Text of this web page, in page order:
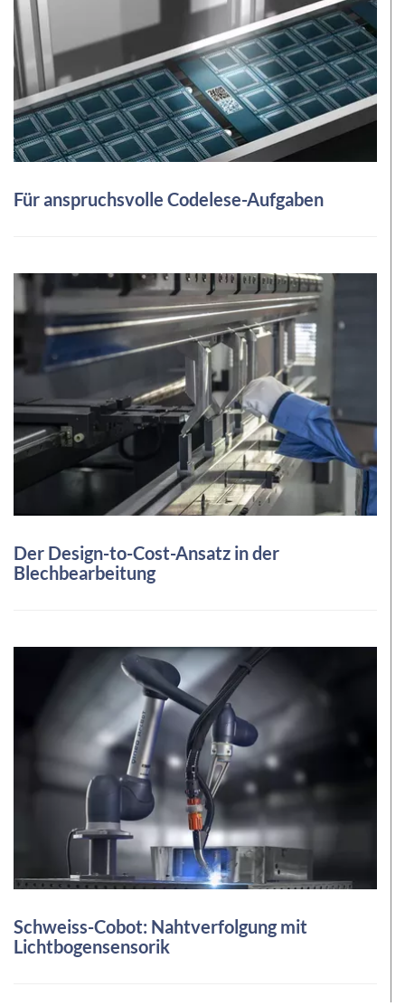
Für anspruchsvolle Codelese-Aufgaben
Der Design-to-Cost-Ansatz in der
Blechbearbeitung
Schweiss-Cobot: Nahtverfolgung mit
Lichtbogensensorik